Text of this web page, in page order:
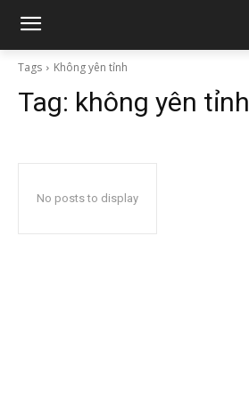
Tags Không yên tỉnh
Tag: không yên tỉnh
No posts to display